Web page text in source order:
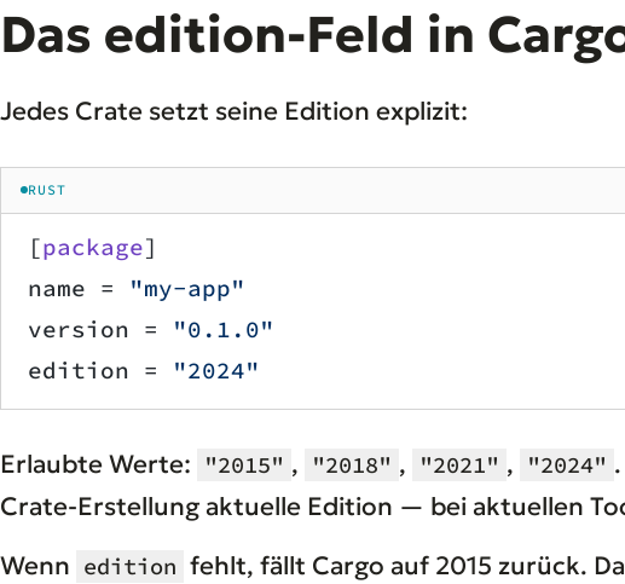
Das edition-Feld in
Jedes Crate setzt seine Edition explizit:
RUST
[package]
name = "my-app"
version = "0.1.0"
edition = "2024"
Erlaubte Werte: "2015" , "2018" , "2021" , "2024"
Crate-Erstellung aktuelle Edition — bei aktuellen
Wenn edition fehlt, fällt Cargo auf 2015 zurück.